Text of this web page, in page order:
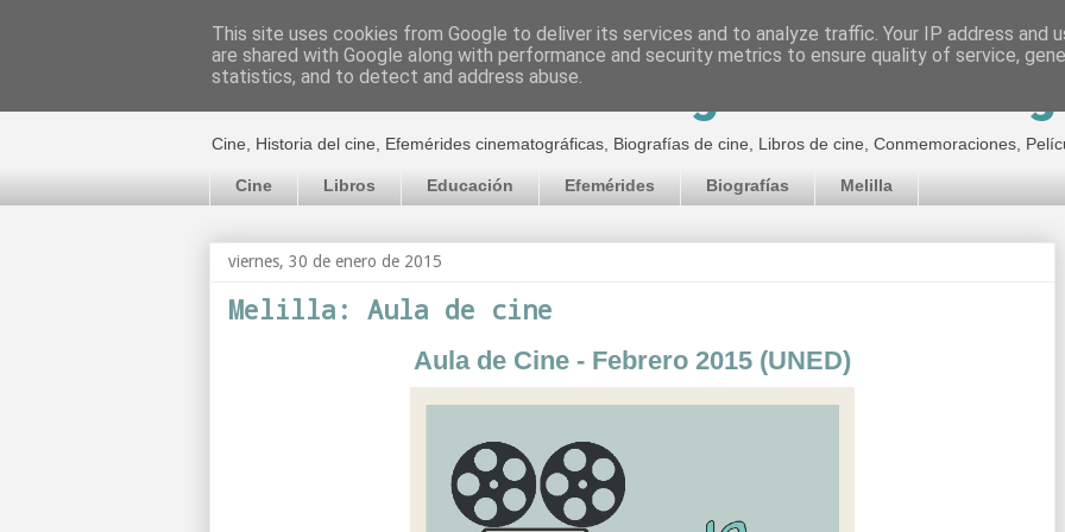
El cultural cinematográfico de Jorge
Cine, Historia del cine, Efemérides cinematográficas, Biografías de cine, Libros de cine, Conmemoraciones,
Cine Libros Educación Efemérides Biografías Melilla
viernes, 30 de enero de 2015
Melilla: Aula de cine
Aula de Cine - Febrero 2015 (UNED)
This site uses cookies from Google to deliver its services and to analyze traffic. Your IP address and
are shared with Google along with performance and security metrics to ensure quality of service,
statistics, and to detect and address abuse.